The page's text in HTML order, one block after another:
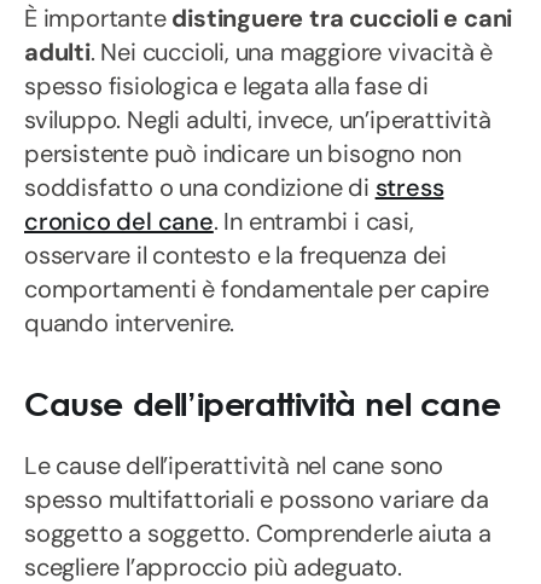
È importantedistinguere tra cuccioli e cani
adulti. Nei cuccioli, una maggiore vivacità è
spesso fisiologica e legata alla fase di
sviluppo. Negli adulti, invece, un’iperattività
persistente può indicare un bisogno non
soddisfatto o una condizione di stress
cronico del cane. In entrambi i casi,
osservare il contesto e la frequenza dei
comportamenti è fondamentale per capire
quando intervenire.
Cause dell’iperattività nel cane
Le cause dell’iperattività nel cane sono
spesso multifattoriali e possono variare da
soggetto a soggetto. Comprenderle aiuta a
scegliere l’approccio più adeguato.